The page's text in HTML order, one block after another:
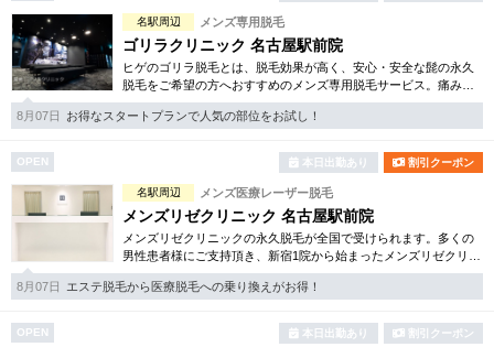
こだわり条件を変更
閉じる
名駅周辺 メンズ専用脱毛
ゴリラクリニック 名古屋駅前院
ヒゲのゴリラ脱毛とは、脱毛効果が高く、安心・安全な髭の永久
脱毛をご希望の方へおすすめのメンズ専用脱毛サービス。痛みに
弱い方には医療用麻酔を3種ご用意、医療認可の脱毛機のみを使
用。スキンケアも万全です。
8月07日 お得なスタートプランで人気の部位をお試し！
OPEN 本日出勤あり 割引クーポン
名駅周辺 メンズ医療レーザー脱毛
メンズリゼクリニック 名古屋駅前院
メンズリゼクリニックの永久脱毛が全国で受けられます。多くの
男性患者様にご支持頂き、新宿1院から始まったメンズリゼクリニ
ックが、現在では提携院含め全国10院を展開するクリニックにな
りました。
8月07日 エステ脱毛から医療脱毛への乗り換えがお得！
OPEN 本日出勤あり 割引クーポン